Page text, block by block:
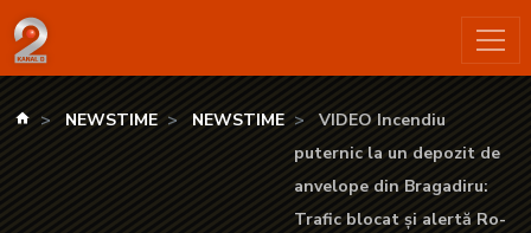
VIDEO Incendiu puternic la un depozit de anvelope din
kanald.ro
NEWSTIME NEWSTIME
VIDEO Incendiu
puternic la un depozit de
anvelope din Bragadiru:
Trafic blocat și alertă Ro-